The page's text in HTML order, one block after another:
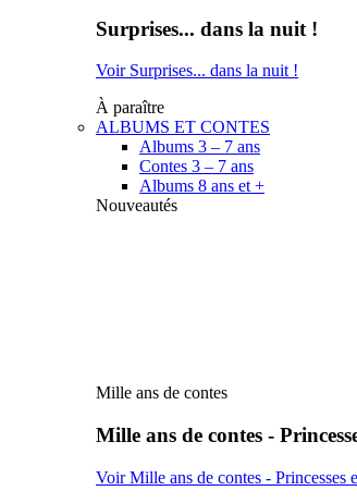
Surprises... dans la nuit !
Voir Surprises... dans la nuit !
À paraître
ALBUMS ET CONTES
Albums 3 – 7 ans
Contes 3 – 7 ans
Albums 8 ans et +
Nouveautés
Mille ans de contes
Mille ans de contes -
Voir Mille ans de contes - Princesses